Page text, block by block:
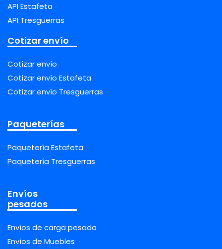
API Estafeta
API Tresguerras
Cotizar envío
Cotizar envío
Cotizar envío Estafeta
Cotizar envío Tresguerras
Paqueterías
Paquetería Estafeta
Paquetería Tresguerras
Envíos
pesados
Envíos de carga pesada
Envíos de Muebles